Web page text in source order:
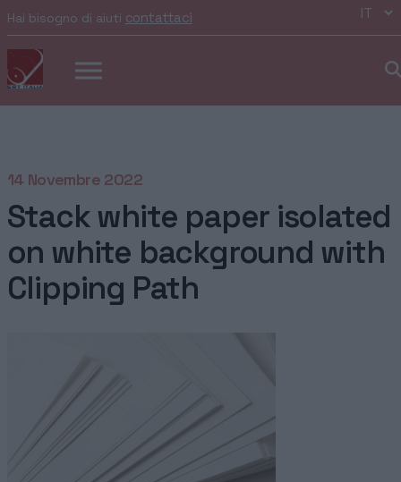
Hai bisogno di aiuti contattaci
14 Novembre 2022
Stack white paper isolated
on white background with
Clipping Path